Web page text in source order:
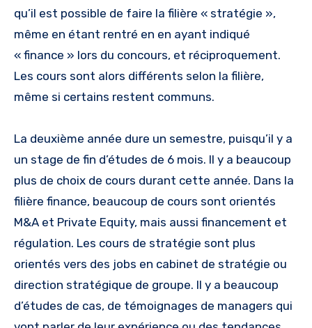
qu’il est possible de faire la filière « stratégie »,
même en étant rentré en en ayant indiqué
« finance » lors du concours, et réciproquement.
Les cours sont alors différents selon la filière,
même si certains restent communs.
La deuxième année dure un semestre, puisqu’il y a
un stage de fin d’études de 6 mois. Il y a beaucoup
plus de choix de cours durant cette année. Dans la
filière finance, beaucoup de cours sont orientés
M&A et Private Equity, mais aussi financement et
régulation. Les cours de stratégie sont plus
orientés vers des jobs en cabinet de stratégie ou
direction stratégique de groupe. Il y a beaucoup
d’études de cas, de témoignages de managers qui